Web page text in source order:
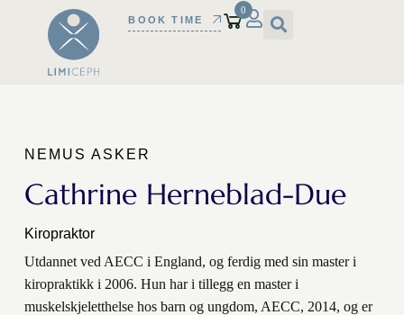
BOOK TIME
0
NEMUS ASKER
Cathrine Herneblad-Due
Kiropraktor
Utdannet ved AECC i England, og ferdig med sin master i
kiropraktikk i 2006. Hun har i tillegg en master i
muskelskjeletthelse hos barn og ungdom, AECC, 2014, og er